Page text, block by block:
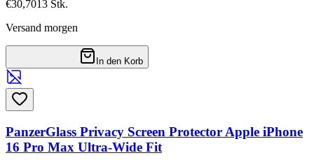
€30,7013 Stk.
Versand morgen
In den Korb
PanzerGlass Privacy Screen Protector Apple iPhone
16 Pro Max Ultra-Wide Fit